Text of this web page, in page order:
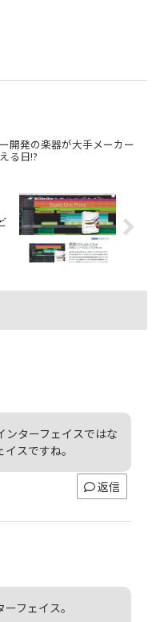
開発の楽器が大手メーカー
る日!?
ンターフェイスではな
スですね。
返信
フェイス。